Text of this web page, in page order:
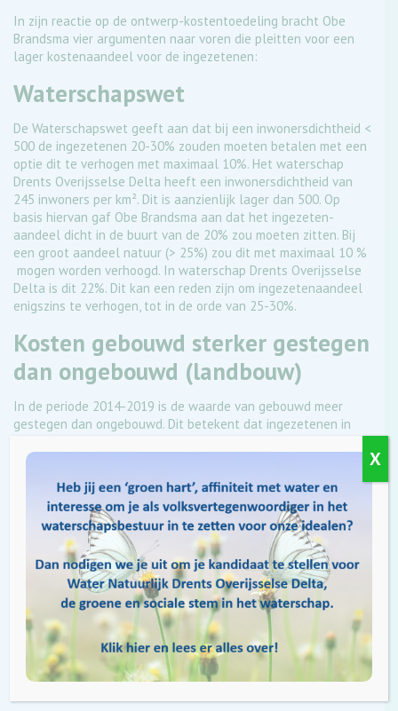
In zijn reactie op de ontwerp-kostentoedeling bracht Obe
Brandsma vier argumenten naar voren die pleitten voor een
lager kostenaandeel voor de ingezetenen:
Waterschapswet
De Waterschapswet geeft aan dat bij een inwonersdichtheid <
500 de ingezetenen 20-30% zouden moeten betalen met een
optie dit te verhogen met maximaal 10%. Het waterschap
Drents Overijsselse Delta heeft een inwonersdichtheid van
245 inwoners per km². Dit is aanzienlijk lager dan 500. Op
basis hiervan gaf Obe Brandsma aan dat het ingezeten-
aandeel dicht in de buurt van de 20% zou moeten zitten. Bij
een groot aandeel natuur (> 25%) zou dit met maximaal 10 %
mogen worden verhoogd. In waterschap Drents Overijsselse
Delta is dit 22%. Dit kan een reden zijn om ingezetenaandeel
enigszins te verhogen, tot in de orde van 25-30%.
Kosten gebouwd sterker gestegen
dan ongebouwd (landbouw)
In de periode 2014-2019 is de waarde van gebouwd meer
gestegen dan ongebouwd. Dit betekent dat ingezetenen in
1,3% minder.
Profijtbeginsel
Er wordt al langer gewerkt om het belastingstelsel van het
waterschap aan te passen. De Commissie Aanpassing
Belastingstelsel (CAB) kwam op basis van profijt tot de
conclusie dat de ingezetenen in verhouding fors meer betalen
(in waterschap Drents Overijsselse Delta 35%) dan waar de
middelen van het waterschap voor worden ingezet (26%).
In vergelijkbare waterschappen
betalen ingezetenen lager tarief
X